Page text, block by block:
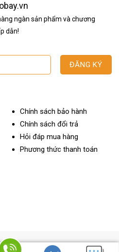
ngàn sản phẩm và chương
dẫn!
Chính sách bảo hành
Chính sách đổi trả
Hỏi đáp mua hàng
Phương thức thanh toán
Đầm, Mễ Trì, Nam Từ Liêm, Hà Nội